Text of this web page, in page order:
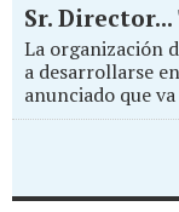
Sr.
La organización
a desarrollarse
anunciado que